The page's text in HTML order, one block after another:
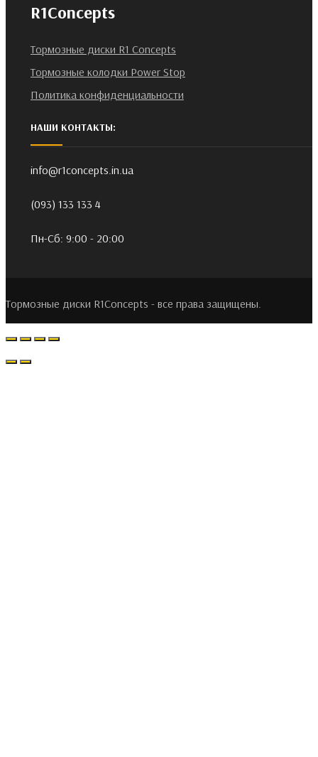
R1Concepts
Тормозные диски R1 Concepts
Тормозные колодки Power Stop
Политика конфиденциальности
НАШИ КОНТАКТЫ:
info@r1concepts.in.ua
(093) 133 133 4
Пн-Сб: 9:00 - 20:00
Тормозные диски R1Concepts - все права защищены.